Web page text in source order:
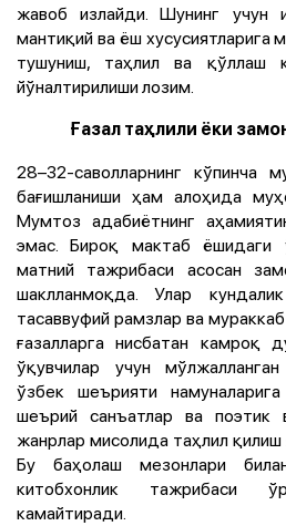
жавоб излайди. Шунинг учун
мантиқий ва ёш хусусиятларига
тушуниш, таҳлил ва қўллаш
йўналтирилиши лозим.
Ғазал таҳлили ёки
28–32-саволларнинг кўпинча
бағишланиши ҳам алоҳида
Мумтоз адабиётнинг
эмас. Бироқ мактаб ёшидаги
матний тажрибаси асосан
шаклланмоқда. Улар
тасаввуфий рамзлар ва
ғазалларга нисбатан камроқ
ўқувчилар учун
ўзбек шеърияти
шеърий санъатлар ва поэтик
жанрлар мисолида таҳлил
Бу баҳолаш мезонлари
китобхонлик тажрибаси
камайтиради.